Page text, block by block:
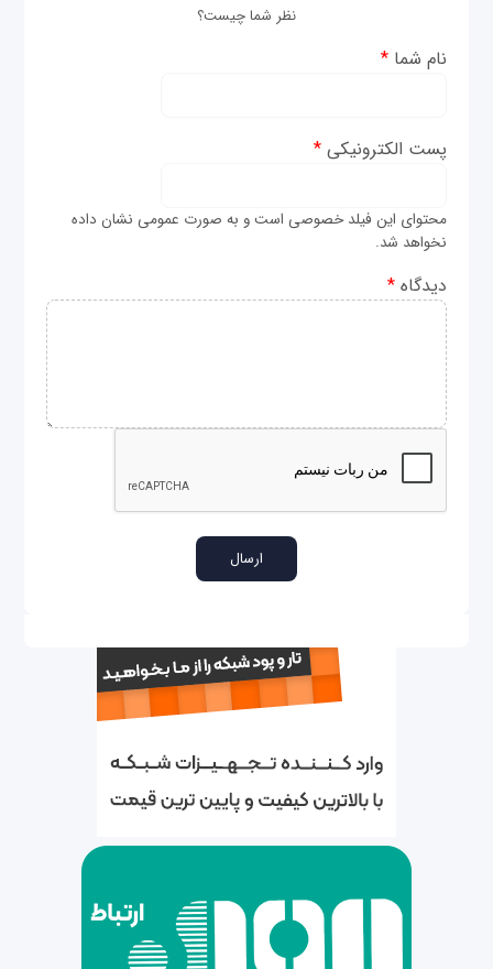
نظر شما چیست؟
نام شما*
پست الکترونیکی*
محتوای این فیلد خصوصی است و به صورت عمومی نشان داده
نخواهد شد.
دیدگاه*